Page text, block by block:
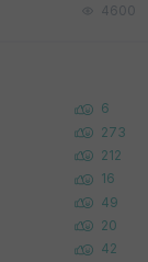
4600
6
273
212
16
49
20
42